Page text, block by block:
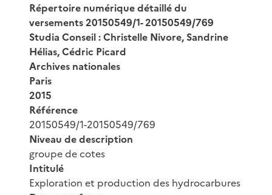
Répertoire numérique détaillé du
versements 20150549/1- 20150549/769
Studia Conseil : Christelle Nivore, Sandrine
Hélias, Cédric Picard
Archives nationales
Paris
2015
Référence
20150549/1-20150549/769
Niveau de description
groupe de cotes
Intitulé
Exploration et production des hydrocarbures